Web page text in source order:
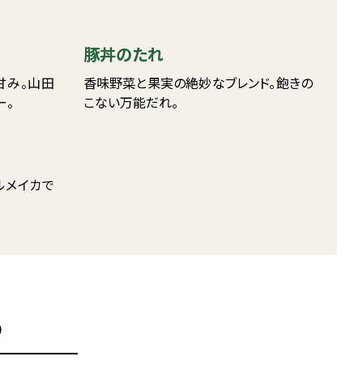
み。山田
豚丼のたれ
香味野菜と果実の絶妙なブレンド。飽きの
こない万能だれ。
イカで